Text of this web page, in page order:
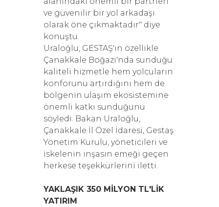
ve güvenilir bir yol arkadaşı
olarak öne çıkmaktadır" diye
konuştu.
Uraloğlu, GESTAŞ'ın özellikle
Çanakkale Boğazı'nda sunduğu
kaliteli hizmetle hem yolcuların
konforunu artırdığını hem de
bölgenin ulaşım ekosistemine
önemli katkı sunduğunu
söyledi. Bakan Uraloğlu,
Çanakkale İl Özel İdaresi, Gestaş
Yönetim Kurulu, yöneticileri ve
iskelenin inşasın emeği geçen
herkese teşekkürlerini iletti.
YAKLAŞIK 350 MİLYON TL'LİK
YATIRIM